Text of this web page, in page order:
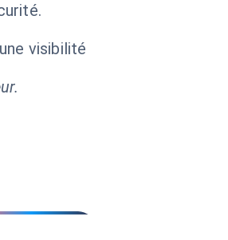
visibilité